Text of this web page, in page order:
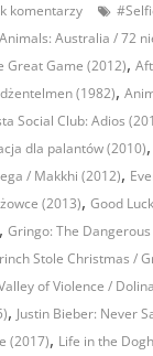
komentarzy
Australia / 72
Great Game (2012),
(1982),
Social Club: Adios
dla palantów (2010),
/ Makkhi (2012),
(2013), Good
, Gringo: The
Stole Christmas /
of Violence /
, Justin Bieber: Never
(2017), Life in the